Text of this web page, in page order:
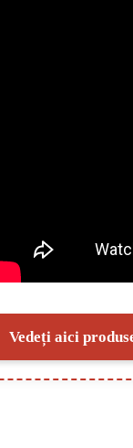
Vedeți aici